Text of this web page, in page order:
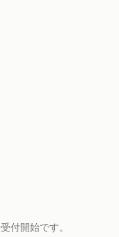
付開始です。